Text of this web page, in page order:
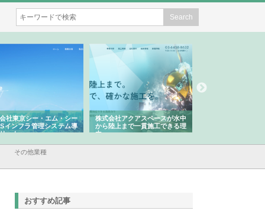
社東京シー・エム・シー
インフラ管理システム導
ット
株式会社アクアスペースが水中
から陸上まで一貫施工できる理
由
その他業種
おすすめ記事